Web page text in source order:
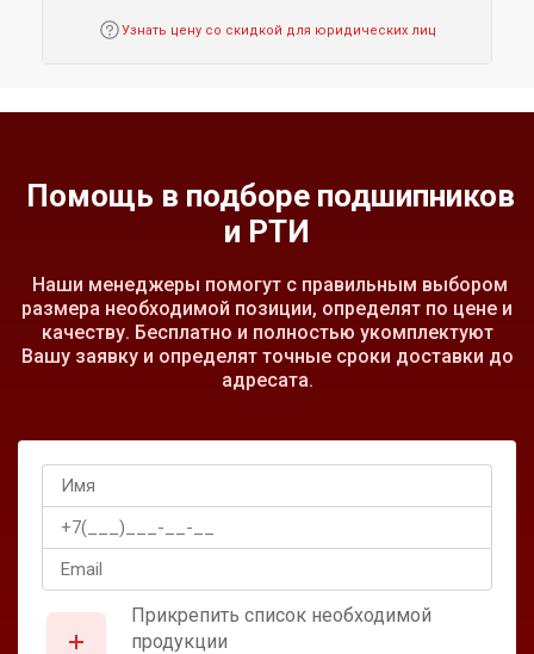
Узнать цену со скидкой для юридических лиц
Помощь в подборе подшипников
и РТИ
Наши менеджеры помогут с правильным выбором
размера необходимой позиции, определят по цене и
качеству. Бесплатно и полностью укомплектуют
Вашу заявку и определят точные сроки доставки до
адресата.
Прикрепить список необходимой
продукции